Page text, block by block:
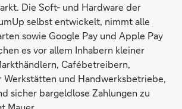
Die Soft- und Hardware der
selbst entwickelt, nimmt alle
sowie Google Pay und Apple Pay
es vor allem Inhabern kleiner
Cafébetreibern,
Werkstätten und Handwerksbetriebe,
sicher bargeldlose Zahlungen zu